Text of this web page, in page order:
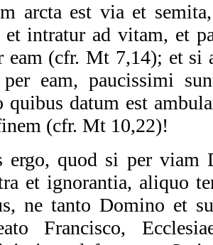
arcta est via et
intratur ad vitam, et
eam (cfr. Mt 7,14); et si
per eam, paucissimi
quibus datum est
(cfr. Mt 10,22)!
ergo, quod si per
et ignorantia, aliquo
ne tanto Domino et
Francisco,